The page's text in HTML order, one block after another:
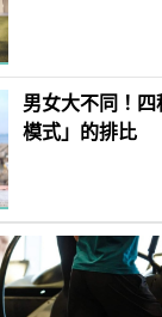
男女大不同！
模式」的排比